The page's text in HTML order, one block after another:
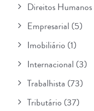
Direitos Humanos
Empresarial (5)
Imobiliário (1)
Internacional (3)
Trabalhista (73)
Tributário (37)